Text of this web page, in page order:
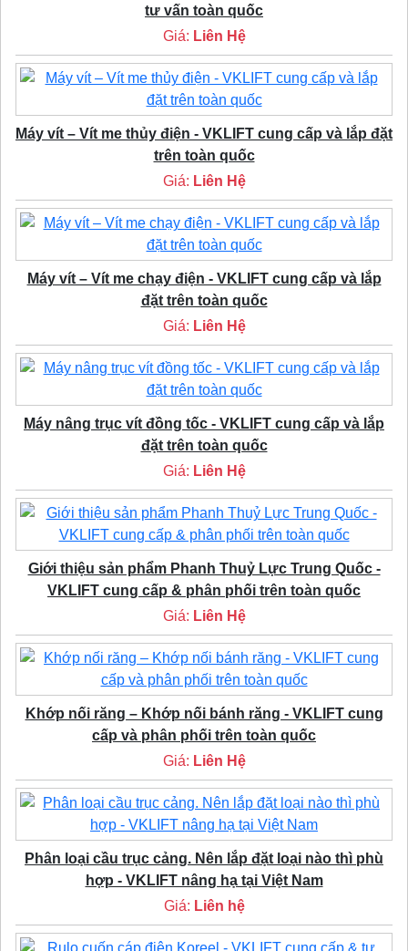
tư vấn toàn quốc
Giá: Liên Hệ
Máy vít – Vít me thủy điện - VKLIFT cung cấp và lắp đặt
trên toàn quốc
Giá: Liên Hệ
Máy vít – Vít me chạy điện - VKLIFT cung cấp và lắp
đặt trên toàn quốc
Giá: Liên Hệ
Máy nâng trục vít đồng tốc - VKLIFT cung cấp và lắp
đặt trên toàn quốc
Giá: Liên Hệ
Giới thiệu sản phẩm Phanh Thuỷ Lực Trung Quốc -
VKLIFT cung cấp & phân phối trên toàn quốc
Giá: Liên Hệ
Khớp nối răng – Khớp nối bánh răng - VKLIFT cung
cấp và phân phối trên toàn quốc
Giá: Liên Hệ
Phân loại cầu trục cảng. Nên lắp đặt loại nào thì phù
hợp - VKLIFT nâng hạ tại Việt Nam
Giá: Liên hệ